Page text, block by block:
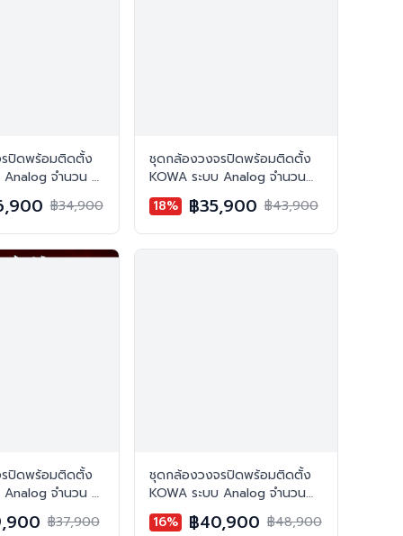
ปิดพร้อมติดตั้ง
Analog จำนวน 8
2MP บันทึกภาพ
฿34,900
ชุดกล้องวงจรปิดพร้อมติดตั้ง
KOWA ระบบ Analog จำนวน
10 ตัว ความคมชัด 2MP บันทึก
ภาพพร้อมเสียง
18% ฿35,900 ฿43,900
ปิดพร้อมติดตั้ง
Analog จำนวน 8
5MP บันทึกภาพ
ร้อมบันทึกเสียง
฿37,900
ชุดกล้องวงจรปิดพร้อมติดตั้ง
KOWA ระบบ Analog จำนวน
10 ตัว ความคมชัด 5MP บันทึก
ภาพสี 24 ชั่วโมง พร้อมบันทึก
16% ฿40,900 ฿48,900